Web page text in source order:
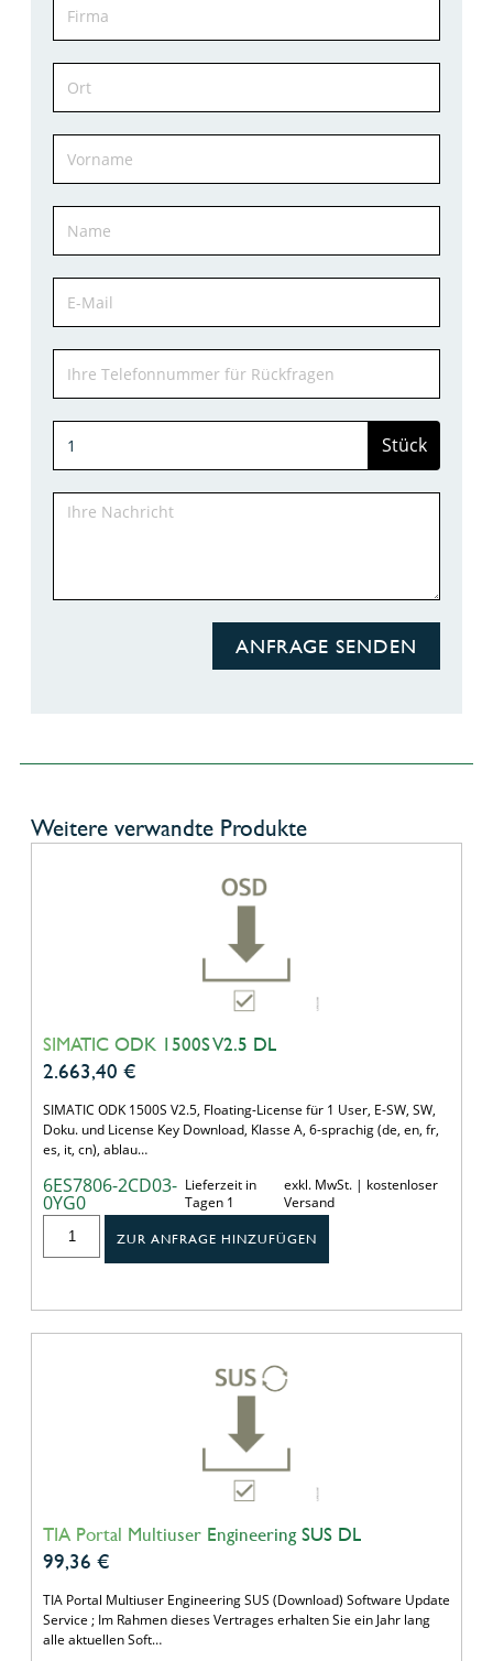
Stück
ANFRAGE SENDEN
Weitere verwandte Produkte
SIMATIC ODK 1500S V2.5 DL
2.663,40 €
SIMATIC ODK 1500S V2.5, Floating-License für 1 User, E-SW, SW,
Doku. und License Key Download, Klasse A, 6-sprachig (de, en, fr,
es, it, cn), ablau…
6ES7806-2CD03-
0YG0
Lieferzeit in
Tagen 1
exkl. MwSt. | kostenloser
Versand
ZUR ANFRAGE HINZUFÜGEN
TIA Portal Multiuser Engineering SUS DL
99,36 €
TIA Portal Multiuser Engineering SUS (Download) Software Update
Service ; Im Rahmen dieses Vertrages erhalten Sie ein Jahr lang
alle aktuellen Soft…